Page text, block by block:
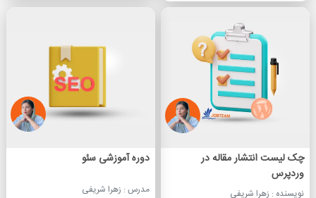
چک لیست انتشار مقاله در
وردپرس
نویسنده : زهرا شریفی
دوره آموزشی سئو
مدرس : زهرا شریفی